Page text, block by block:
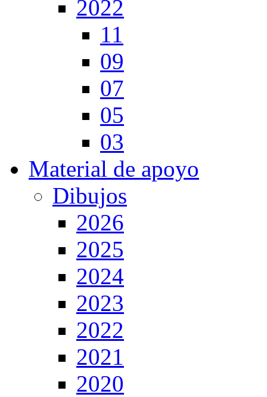
2022
11
09
07
05
03
Material de apoyo
Dibujos
2026
2025
2024
2023
2022
2021
2020